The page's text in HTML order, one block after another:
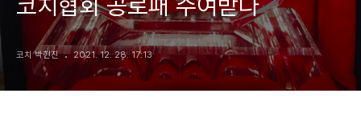
코치 박현진 2021. 12. 28. 17:13